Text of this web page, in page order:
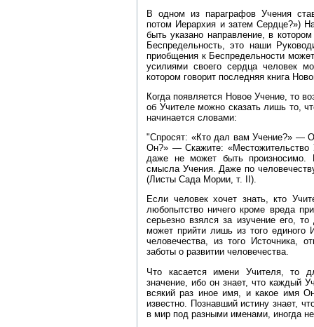
В одном из параграфов Учения
потом Иерархия и затем Сердце?»)
быть указано направление, в
Беспредельность, это наши
приобщения к Беспредельности
усилиями своего сердца человек
котором говорит последняя книга
Когда появляется Новое Учение, то
об Учителе можно сказать лишь то,
начинается словами:
"Спросят: «Кто дал вам Учение?» —
Он?» — Скажите: «Местожительство
даже не может быть произносимо.
смысла Учения. Даже по
(Листы Сада Мории, т. II).
Если человек хочет знать, кто
любопытство ничего кроме вреда
серьезно взялся за изучение его,
может прийти лишь из того единого
человечества, из того Источника,
заботы о развитии человечества.
Что касается имени Учителя, то
значение, ибо он знает, что каждый
всякий раз иное имя, и какое имя
известно. Познавший истину знает,
в мир под разными именами, иногда